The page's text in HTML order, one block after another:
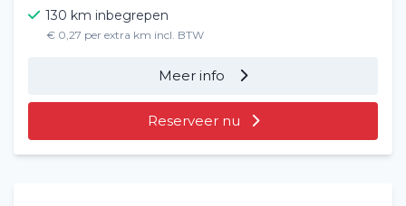
130 km inbegrepen
€ 0,27 per extra km incl. BTW
Meer info
Reserveer nu